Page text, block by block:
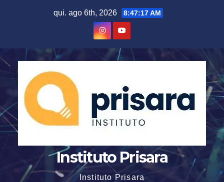
qui. ago 6th, 2026 8:47:18 AM
Instituto Prisara
Instituto Prisara